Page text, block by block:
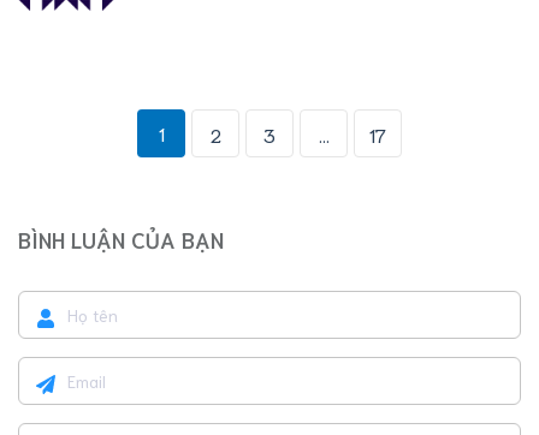
1 2 3 17
BÌNH LUẬN CỦA BẠN